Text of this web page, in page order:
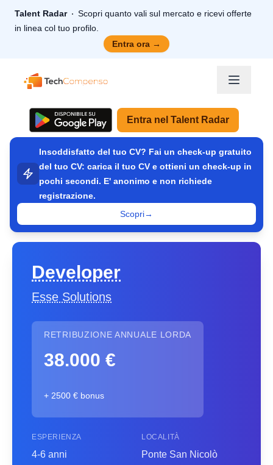
Talent Radar
Scopri quanto vali sul mercato e ricevi offerte
in linea col tuo profilo.
Entra ora →
TechCompenso
Entra nel Talent Radar
Insoddisfatto del tuo CV? Fai un check-up gratuito
del tuo CV: carica il tuo CV e ottieni un check-up in
pochi secondi. E' anonimo e non richiede
registrazione.
Scopri→
Developer
Esse Solutions
RETRIBUZIONE ANNUALE LORDA
38.000 €
+ 2500 € bonus
ESPERIENZA
4-6 anni
LOCALITÀ
Ponte San Nicolò